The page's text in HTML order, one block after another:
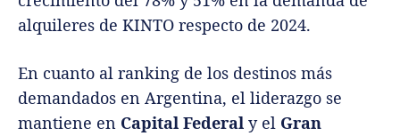
alquileres de KINTO respecto de 2024.
En cuanto al ranking de los destinos más
demandados en Argentina, el liderazgo se
mantiene en Capital Federal y el Gran